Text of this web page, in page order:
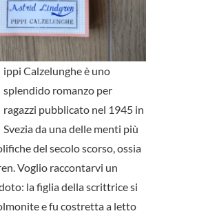
ippi Calzelunghe è uno
splendido romanzo per
ragazzi pubblicato nel 1945 in
Svezia da una delle menti più
del secolo scorso, ossia
Voglio raccontarvi un
la figlia della scrittrice si
e fu costretta a letto